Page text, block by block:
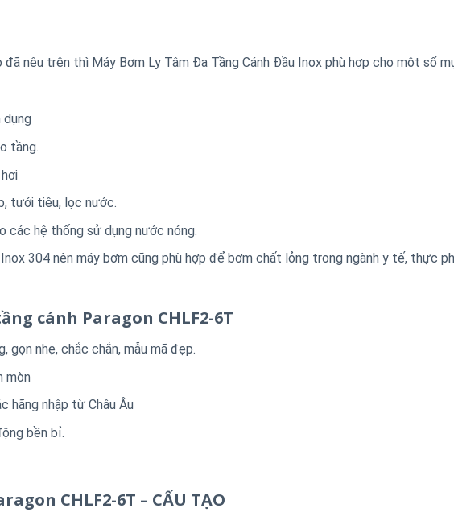
nêu trên thì Máy Bơm Ly Tâm Đa Tầng Cánh Đầu Inox phù hợp cho một số
dụng
tầng.
tưới tiêu, lọc nước.
các hệ thống sử dụng nước nóng.
304 nên máy bơm cũng phù hợp để bơm chất lỏng trong ngành y tế, thực
cánh Paragon CHLF2-6T
gọn nhẹ, chắc chắn, mẫu mã đẹp.
mòn
hãng nhập từ Châu Âu
bền bỉ.
CHLF2-6T – CẤU TẠO